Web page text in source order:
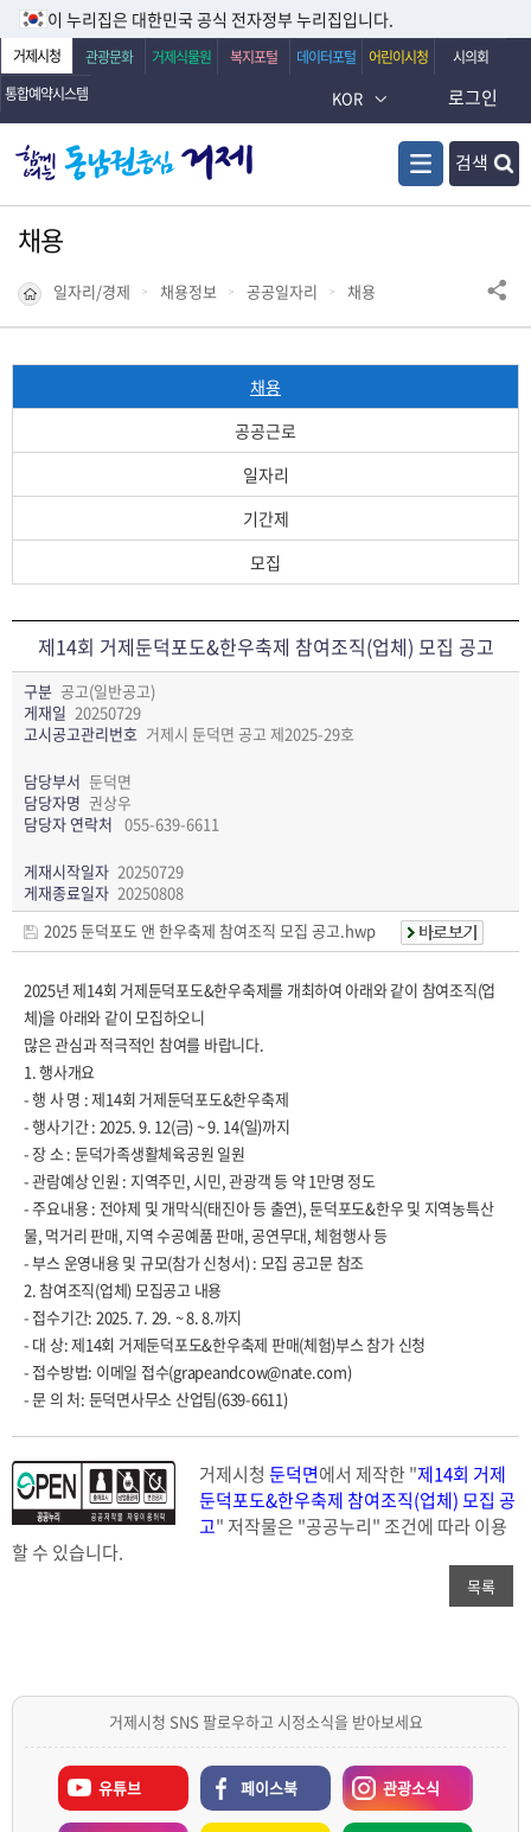
이 누리집은 대한민국 공식 전자정부 누리집입니다.
거제시청 관광문화 거제식물원 복지포털 데이터포털 어린이시청
시의회
통합예약시스템
KOR
검색
로그인
채용
일자리/경제 채용정보 공공일자리 채용
채용
공공근로
일자리
기간제
모집
제14회 거제둔덕포도&한우축제 참여조직(업체) 모집 공고
구분 공고(일반공고)
게재일 20250729
고시공고관리번호 거제시 둔덕면 공고 제2025-29호
담당부서 둔덕면
담당자명 권상우
담당자 연락처 055-639-6611
게재시작일자 20250729
게재종료일자 20250808
2025 둔덕포도 앤 한우축제 참여조직 모집 공고.hwp
2025년 제14회 거제둔덕포도&한우축제를 개최하여 아래와 같이 참여조직(업
체)을 아래와 같이 모집하오니
많은 관심과 적극적인 참여를 바랍니다.
1. 행사개요
- 행 사 명 : 제14회 거제둔덕포도&한우축제
- 행사기간 : 2025. 9. 12(금) ~ 9. 14(일)까지
- 장 소 : 둔덕가족생활체육공원 일원
- 관람예상 인원 : 지역주민, 시민, 관광객 등 약 1만명 정도
- 주요내용 : 전야제 및 개막식(태진아 등 출연), 둔덕포도&한우 및 지역농특산
물, 먹거리 판매, 지역 수공예품 판매, 공연무대, 체험행사 등
- 부스 운영내용 및 규모(참가 신청서) : 모집 공고문 참조
2. 참여조직(업체) 모집공고 내용
- 접수기간: 2025. 7. 29. ~ 8. 8.까지
- 대 상: 제14회 거제둔덕포도&한우축제 판매(체험)부스 참가 신청
- 접수방법: 이메일 접수(grapeandcow@nate.com)
- 문 의 처: 둔덕면사무소 산업팀(639-6611)
거제시청 둔덕면에서 제작한 "제14회 거제
둔덕포도&한우축제 참여조직(업체) 모집 공
고" 저작물은 "공공누리"조건에 따라 이용
할 수 있습니다.
목록
거제시청 SNS 팔로우하고 시정소식을 받아보세요
유튜브 페이스북 관광소식